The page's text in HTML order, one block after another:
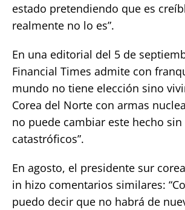
estado pretendiendo que es
realmente no lo es”.
En una editorial del 5 de
Financial Times admite con
mundo no tiene elección sino
Corea del Norte con armas
no puede cambiar este hecho
catastróficos”.
En agosto, el presidente sur
in hizo comentarios similares:
puedo decir que no habrá de